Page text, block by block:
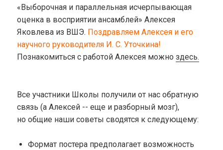
«Выборочная и параллельная исчерпывающая
оценка в восприятии ансамблей» Алексея
Яковлева из ВШЭ. Поздравляем Алексея и его
научного руководителя И. С. Уточкина!
Познакомиться с работой Алексея можноздесь.
Все участники Школы получили от нас обратную
связь (а Алексей -- еще и разборный мозг),
но общие наши советы сводятся к следующему:
Формат постера предполагает возможность